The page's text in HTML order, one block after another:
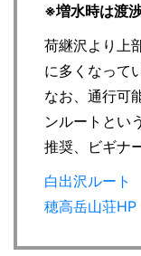
※増水時は渡
荷継沢より上
に多くなって
なお、通行可
ンルートとい
推奨、ビギナ
白出沢ルート
穂高岳山荘HP